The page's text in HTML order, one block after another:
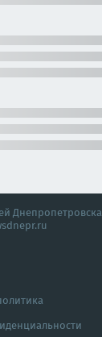
Днепропетровска